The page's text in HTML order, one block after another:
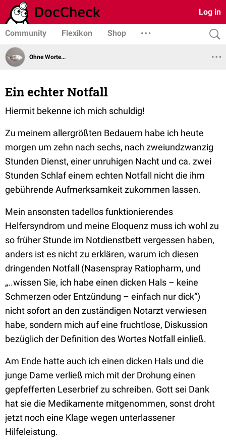
Log in
Community Flexikon Shop
Ohne Worte...
Ein echter Notfall
Hiermit bekenne ich mich schuldig!
Zu meinem allergrößten Bedauern habe ich heute
morgen um zehn nach sechs, nach zweiundzwanzig
Stunden Dienst, einer unruhigen Nacht und ca. zwei
Stunden Schlaf einem echten Notfall nicht die ihm
gebührende Aufmerksamkeit zukommen lassen.
Mein ansonsten tadellos funktionierendes
Helfersyndrom und meine Eloquenz muss ich wohl zu
so früher Stunde im Notdienstbett vergessen haben,
anders ist es nicht zu erklären, warum ich diesen
dringenden Notfall (Nasenspray Ratiopharm, und
„..wissen Sie, ich habe einen dicken Hals – keine
Schmerzen oder Entzündung – einfach nur dick“)
nicht sofort an den zuständigen Notarzt verwiesen
habe, sondern mich auf eine fruchtlose, Diskussion
bezüglich der Definition des Wortes Notfall einließ.
Am Ende hatte auch ich einen dicken Hals und die
junge Dame verließ mich mit der Drohung einen
gepfefferten Leserbrief zu schreiben. Gott sei Dank
hat sie die Medikamente mitgenommen, sonst droht
jetzt noch eine Klage wegen unterlassener
Hilfeleistung.